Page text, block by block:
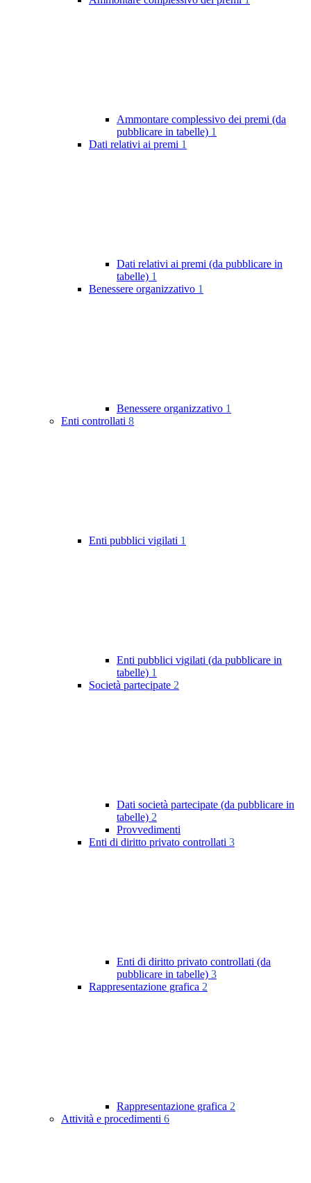
Ammontare complessivo dei premi (da
pubblicare in tabelle) 1
Dati relativi ai premi 1
Dati relativi ai premi (da pubblicare in
tabelle) 1
Benessere organizzativo 1
Benessere organizzativo 1
Enti controllati 8
Enti pubblici vigilati 1
Enti pubblici vigilati (da pubblicare in
tabelle) 1
Società partecipate 2
Dati società partecipate (da pubblicare in
tabelle) 2
Provvedimenti
Enti di diritto privato controllati 3
Enti di diritto privato controllati (da
pubblicare in tabelle) 3
Rappresentazione grafica 2
Rappresentazione grafica 2
Attività e procedimenti 6